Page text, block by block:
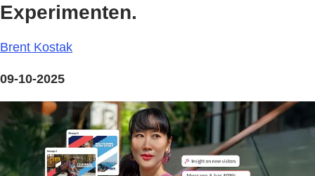
Experimenten.
Brent Kostak
09-10-2025